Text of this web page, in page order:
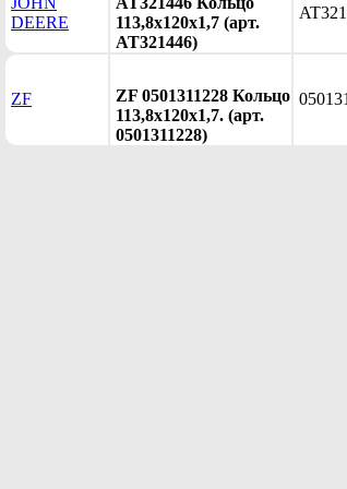
DEERE
113,8х120х1,7 (арт.
AT321446)
ZF
ZF 0501311228 Кольцо
113,8х120х1,7. (арт.
0501311228)